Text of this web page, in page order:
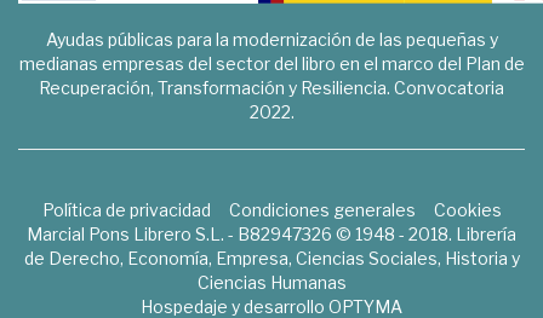
Ayudas públicas para la modernización de las pequeñas y
medianas empresas del sector del libro en el marco del Plan de
Recuperación, Transformación y Resiliencia. Convocatoria
2022.
Política de privacidad Condiciones generales
Cookies
Marcial Pons Librero S.L. - B82947326 © 1948 - 2018. Librería
de Derecho, Economía, Empresa, Ciencias Sociales, Historia y
Ciencias Humanas
Hospedaje y desarrollo OPTYMA